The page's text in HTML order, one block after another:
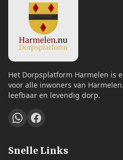
Het Dorpsplatform Harmelen is
voor alle inwoners van
leefbaar en levendig dorp.
Snelle Links